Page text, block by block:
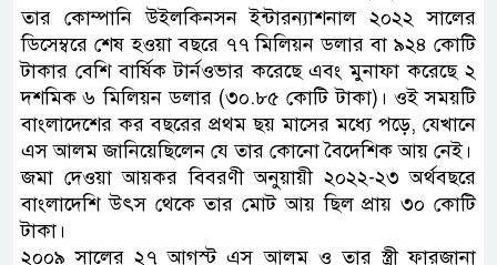
তার কোম্পানি উইলকিনসন ইন্টারন্যাশনাল ২০২২ সালের
ডিসেম্বরে শেষ হওয়া বছরে ৭৭ মিলিয়ন ডলার বা ৯২৪ কোটি
টাকার বেশি বার্ষিক টার্নওভার করেছে এবং মুনাফা করেছে ২
দশমিক ৬ মিলিয়ন ডলার (৩০.৮৫ কোটি টাকা)। ওই সময়টি
বাংলাদেশের কর বছরের প্রথম ছয় মাসের মধ্যে পড়ে, যেখানে
এস আলম জানিয়েছিলেন যে তার কোনো বৈদেশিক আয় নেই।
জমা দেওয়া আয়কর বিবরণী অনুয়ায়ী ২০২২-২৩ অর্থবছরে
বাংলাদেশি উৎস থেকে তার মোট আয় ছিল প্রায় ৩০ কোটি
টাকা।
২০০৯ সালের ২৭ আগস্ট এস আলম ও তার স্ত্রী ফারজানা